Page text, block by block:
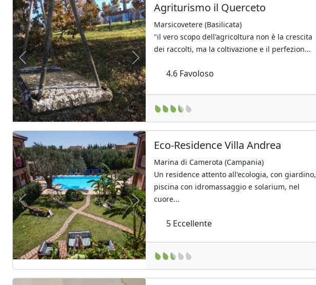
Previous Next
Agriturismo il Querceto
Marsicovetere (Basilicata)
"il vero scopo dell'agricoltura non è la crescita
dei raccolti, ma la coltivazione e il perfezion...
4.6 Favoloso
Previous Next
Eco-Residence Villa Andrea
Marina di Camerota (Campania)
Un residence attento all'ecologia, con giardino,
piscina con idromassaggio e solarium, nel
cuore...
5 Eccellente